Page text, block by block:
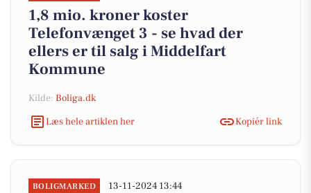
1,8 mio. kroner koster
Telefonvænget 3 - se hvad der
ellers er til salg i Middelfart
Kommune
Kilde: Boliga.dk
Læs hele artiklen her
Kopiér link
BOLIGMARKED 13-11-2024 13:44